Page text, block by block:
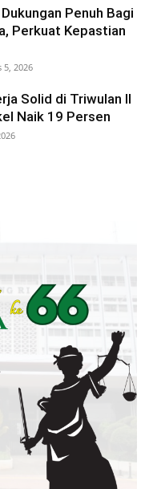
Penuh Bagi
Perkuat Kepastian
5, 2026
Solid di Triwulan II
Naik 19 Persen